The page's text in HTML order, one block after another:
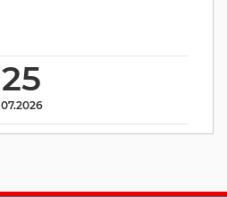
25
07.2026